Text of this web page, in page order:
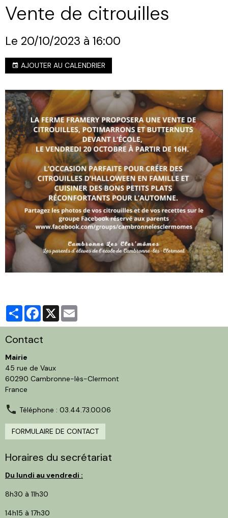
Vente de citrouilles
Le 20/10/2023 à 16:00
AJOUTER AU CALENDRIER
PartagerFacebook
X
Contact
Mairie
45 rue de Vaux
60290 Cambronne-lès-Clermont
France
Téléphone : 03.44.73.00.06
FORMULAIRE DE CONTACT
Horaires du secrétariat
Du lundi au vendredi :
8h30 à 11h30
14h15 à 17h30